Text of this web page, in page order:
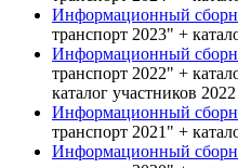
Информационный
транспорт 2023" +
Информационный
транспорт 2022" +
каталог участников 2022
Информационный
транспорт 2021" +
Информационный